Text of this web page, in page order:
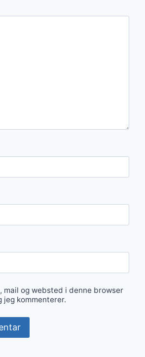
mail og websted i denne browser
kommenterer.